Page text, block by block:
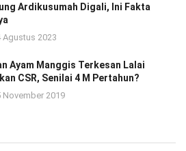
Ardikusumah Digali, Ini Fakta
Agustus 2023
Ayam Manggis Terkesan Lalai
CSR, Senilai 4 M Pertahun?
November 2019